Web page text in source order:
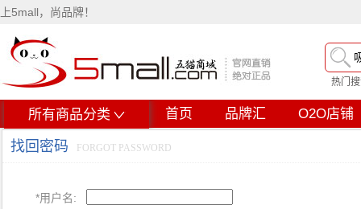
上5mall，尚品牌！
热门
所有商品分类 首页 品牌汇 O2O店铺
找回密码 FORGOT PASSWORD
*用户名: